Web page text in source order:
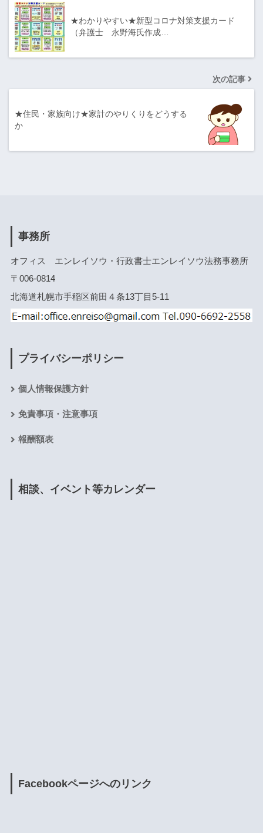
★わかりやすい★新型コロナ対策支援カード
（弁護士 永野海氏作成…
次の記事
★住民・家族向け★家計のやりくりをどうする
か
事務所
オフィス エンレイソウ・行政書士エンレイソウ法務事務所
〒006-0814
北海道札幌市手稲区前田４条13丁目5-11
プライバシーポリシー
個人情報保護方針
免責事項・注意事項
報酬額表
相談、イベント等カレンダー
Facebookページへのリンク